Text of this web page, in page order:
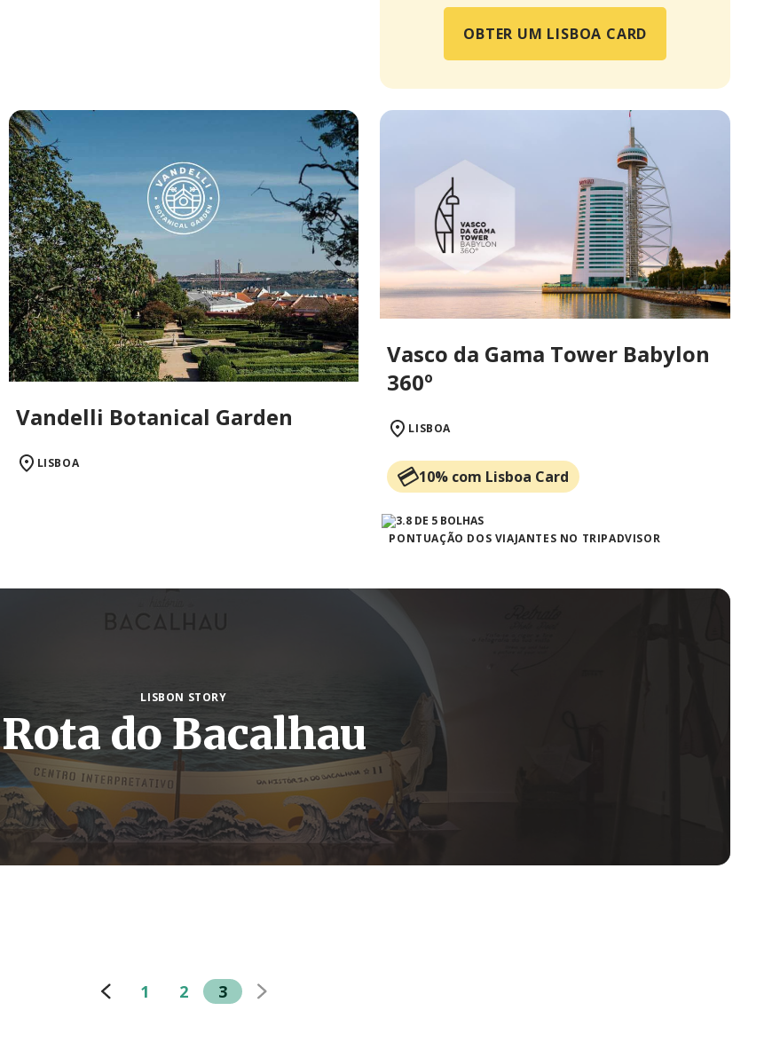
OBTER UM LISBOA CARD
Vandelli Botanical Garden
LISBOA
Vasco da Gama Tower Babylon
360º
LISBOA
10% com Lisboa Card
PONTUAÇÃO DOS VIAJANTES NO TRIPADVISOR
LISBON STORY
Rota do Bacalhau
1 2 3